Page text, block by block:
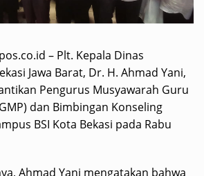
– Plt. Kepala Dinas
Jawa Barat, Dr. H. Ahmad Yani,
Pengurus Musyawarah Guru
dan Bimbingan Konseling
BSI Kota Bekasi pada Rabu
Ahmad Yani mengatakan bahwa